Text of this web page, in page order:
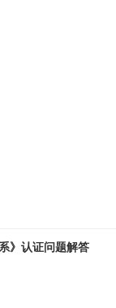
》认证问题解答